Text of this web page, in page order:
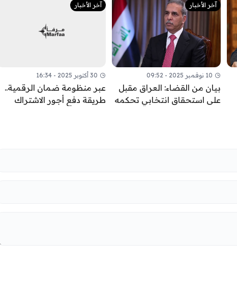
آخر الأخبار
10 نوفمبر 2025 - 09:52
بيان من القضاء: العراق مقبل
على استحقاق انتخابي تحكمه
آخر الأخبار
30 أكتوبر 2025 - 16:34
عبر منظومة ضمان الرقمية..
طريقة دفع أجور الاشتراك